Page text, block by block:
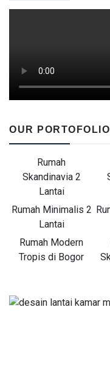
OUR
Rumah
Skandinavia 2
Lantai
Rumah Minimalis 2
Lantai
Rumah Modern
Tropis di Bogor